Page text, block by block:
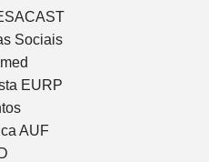
Sociais
EURP
AUF